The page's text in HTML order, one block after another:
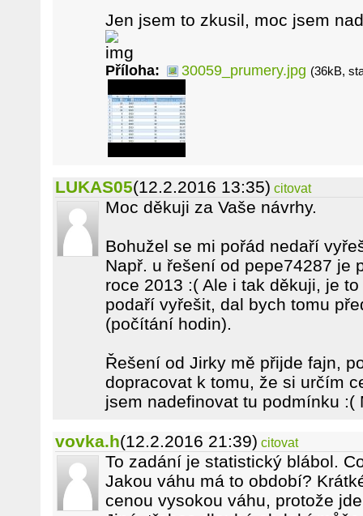
Jen jsem to zkusil, moc jsem
Příloha: 30059_prumery.jpg (36kB,
LUKAS05(12.2.2016 13:35) citovat
Moc děkuji za Vaše návrhy.
Bohužel se mi pořád nedaří
Např. u řešení od pepe74287 je
roce 2013 :( Ale i tak děkuji, je
podaří vyřešit, dal bych tomu
(počítání hodin).
Řešení od Jirky mě přijde fajn,
dopracovat k tomu, že si určím
jsem nadefinovat tu podmínku :(
vovka.h(12.2.2016 21:39) citovat
To zadání je statistický blábol.
Jakou váhu má to období?
cenou vysokou váhu, protože